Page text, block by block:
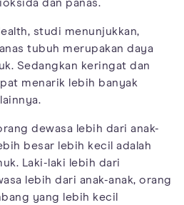
dan panas.
studi menunjukkan,
tubuh merupakan daya
Sedangkan keringat dan
menarik lebih banyak
dewasa lebih dari anak-
besar lebih kecil adalah
Laki-laki lebih dari
lebih dari anak-anak, orang
yang lebih kecil